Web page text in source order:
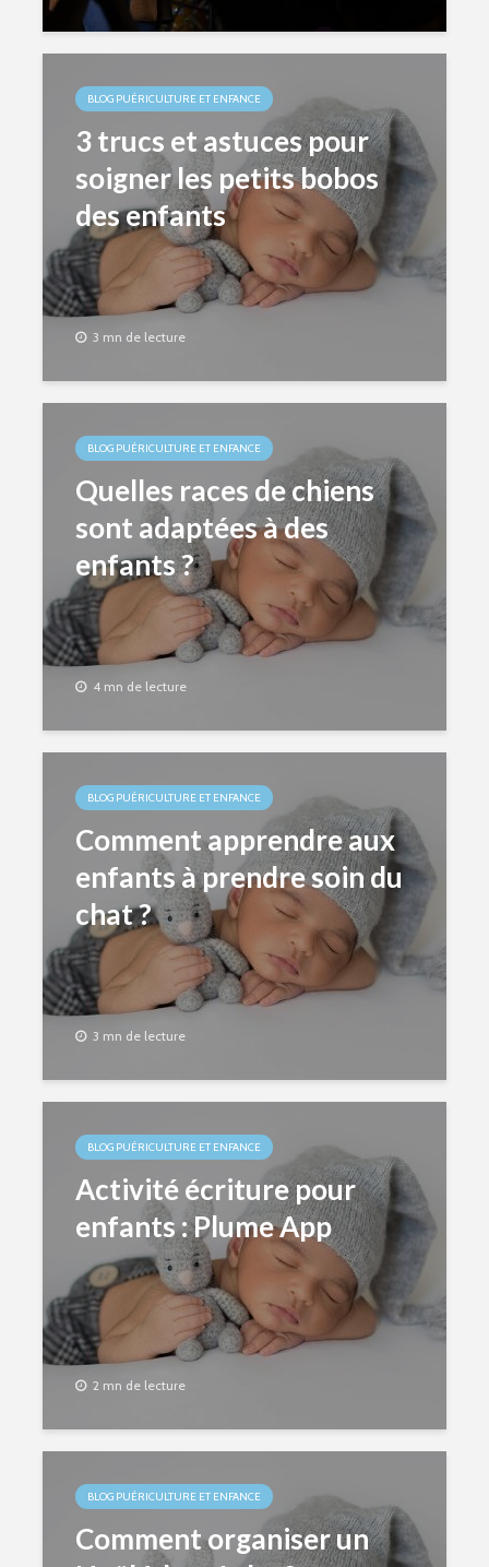
BLOG PUÉRICULTURE ET ENFANCE
3 trucs et astuces pour
soigner les petits bobos
des enfants
3 mn de lecture
BLOG PUÉRICULTURE ET ENFANCE
Quelles races de chiens
sont adaptées à des
enfants ?
4 mn de lecture
BLOG PUÉRICULTURE ET ENFANCE
Comment apprendre aux
enfants à prendre soin du
chat ?
3 mn de lecture
BLOG PUÉRICULTURE ET ENFANCE
Activité écriture pour
enfants : Plume App
2 mn de lecture
BLOG PUÉRICULTURE ET ENFANCE
Comment organiser un